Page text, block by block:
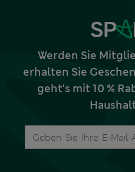
Werden Sie
erhalten Sie
geht‘s mit 10 %